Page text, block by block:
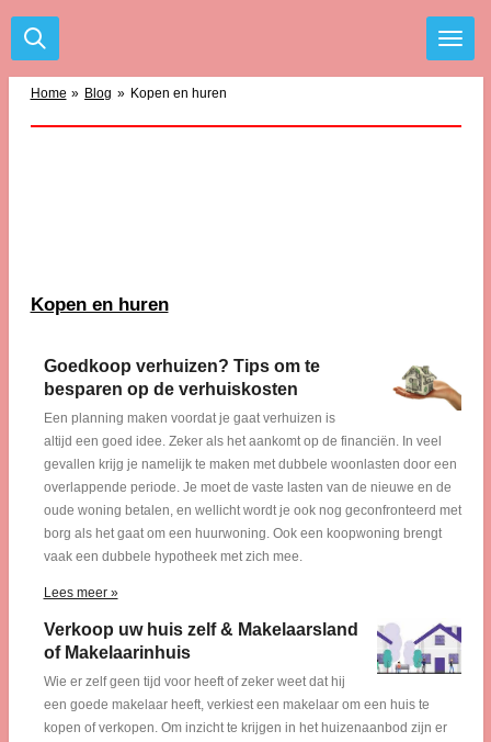
Ga
direct
Home » Blog » Kopen en huren
Kopen en huren
Goedkoop verhuizen? Tips om te
besparen op de verhuiskosten
Een planning maken voordat je gaat verhuizen is
altijd een goed idee. Zeker als het aankomt op de financiën. In veel
gevallen krijg je namelijk te maken met dubbele woonlasten door een
overlappende periode. Je moet de vaste lasten van de nieuwe en de
oude woning betalen, en wellicht wordt je ook nog geconfronteerd met
borg als het gaat om een huurwoning. Ook een koopwoning brengt
vaak een dubbele hypotheek met zich mee.
Lees meer »
Verkoop uw huis zelf & Makelaarsland
of Makelaarinhuis
Wie er zelf geen tijd voor heeft of zeker weet dat hij
een goede makelaar heeft, verkiest een makelaar om een huis te
kopen of verkopen. Om inzicht te krijgen in het huizenaanbod zijn er